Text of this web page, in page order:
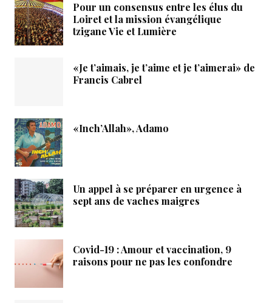
Pour un consensus entre les élus du
Loiret et la mission évangélique
tzigane Vie et Lumière
«Je t’aimais, je t’aime et je t’aimerai» de
Francis Cabrel
«Inch’Allah», Adamo
Un appel à se préparer en urgence à
sept ans de vaches maigres
Covid-19 : Amour et vaccination, 9
raisons pour ne pas les confondre